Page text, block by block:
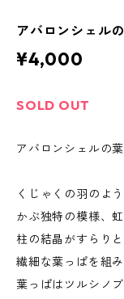
アバロンシェル
¥4,000
SOLD OUT
アバロンシェルの
くじゃくの羽のよ
かぶ独特の模様、
柱の結晶がすらり
繊細な葉っぱを組
葉っぱはツルシノ